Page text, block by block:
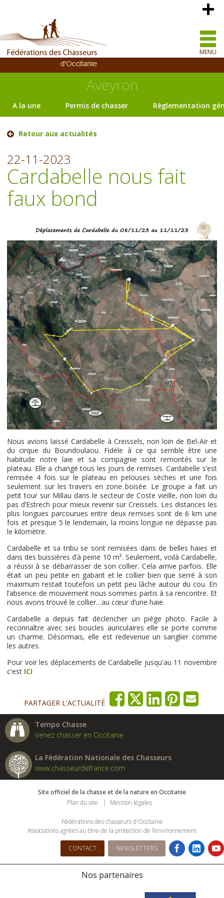
MENU
Aveyron
A la une Permis de chasser Règlementation
Retour aux actualités
22-11-2023
Cardabelle nous fait
faux bond
Nous avions laissé Cardabelle à Creissels, non loin de Bel-Air et
du cirque du Boundoulaou. Fidèle à ce qui semble être une
habitude notre laie et sa compagnie sont remontés sur le
plateau. Elle a changé tous les jours de remises. Cardabelle s’est
remisée 4 fois sur le plateau en pelouses sèches et une fois
seulement sur les travers en zone boisée. Le groupe a fait un
petit tour sur Millau dans le secteur de Coste vieille, non loin du
pas d’Estrech pour mieux revenir sur Creissels. Les distances les
plus longues parcourues entre deux remises sont de 6 km une
fois et presque 5 le lendemain, la moins longue ne dépasse pas
le kilomètre.
Cardabelle et sa tribu se sont remisées dans de belles haies et
dans des buissières d’à peine 10 m². Seulement, voilà Cardabelle,
a réussi à se débarrasser de son collier. Cela arrive parfois. Elle
était un peu petite en gabarit et le collier bien que serré à son
maximum restait toutefois un petit peu lâche autour du cou. En
l’absence de mouvement nous sommes partis à sa rencontre. Et
nous avons trouvé le collier…au cœur d’une haie.
Cardabelle a depuis fait déclencher un piège photo. Facile à
reconnaître avec ses boucles auriculaires elle se porte comme
un charme. Désormais, elle est redevenue un sanglier comme
les autres.
Pour voir les déplacements de Cardabelle jusqu'au 11 novembre
c'est ICI
PARTAGER L'ACTUALITÉ
Tempo Chasse
Venez chasser en Occitanie
La Fédération Nationale des Chasseurs
www.chasseurdefrance.com
Site officiel de la chasse et de la nature en Occitanie
Plan du site
Mention légales
Fédérations des chasseurs d'Occitanie
Associations agrées au titre de la protection de l’environnement
CONTACT NEWSLETTERS
Nos partenaires